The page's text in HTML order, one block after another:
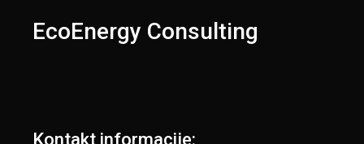
EcoEnergy Consulting
Kontakt informacije: